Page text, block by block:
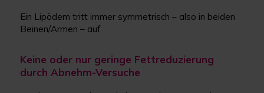
Ein Lipödem tritt immer symmetrisch – also in beiden
Beinen/Armen – auf.
Keine oder nur geringe Fettreduzierung
durch Abnehm-Versuche